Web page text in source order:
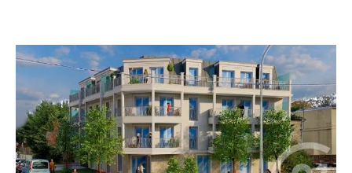
STE GENEVIEVE DES BOIS 91
, 2 pièces
Ref : 24321
Appartement F2 à vendre
219 000 €